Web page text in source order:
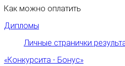
Как можно оплатить
Дипломы
Личные странички
«Конкурсита - Бонус»